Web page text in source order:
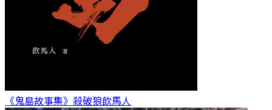
《鬼島故事集》殺破狼飲馬人